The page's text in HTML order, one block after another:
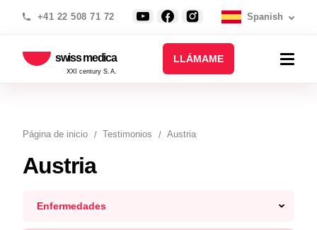
+41 22 508 71 72 Spanish
swiss medica
XXI century S.A.
LLÁMAME
Página de inicio Testimonios Austria
Austria
Enfermedades